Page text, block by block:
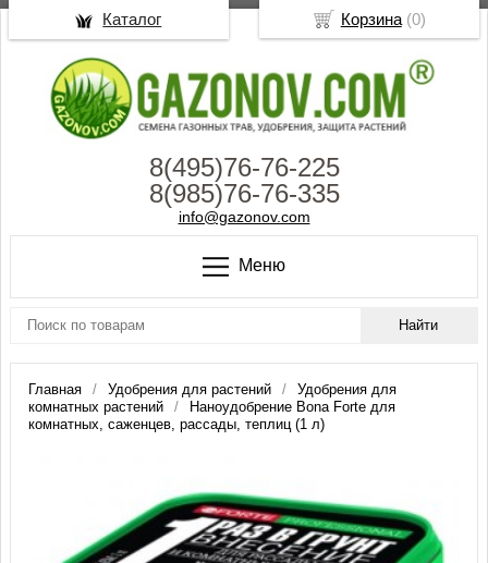
8(495)76-76-225
8(985)76-76-335
info@gazonov.com
Меню
Главная Удобрения для растений
Удобрения для
комнатных растений
Наноудобрение Bona Forte для
комнатных, саженцев, рассады, теплиц (1 л)
Корзина(0)
Каталог